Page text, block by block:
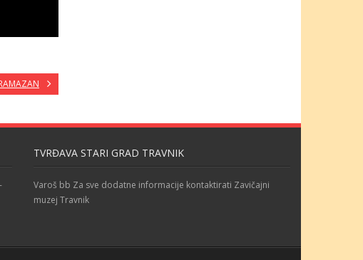
TVRĐAVA STARI GRAD TRAVNIK
Varoš bb Za sve dodatne informacije kontaktirati Zavičajni
muzej Travnik